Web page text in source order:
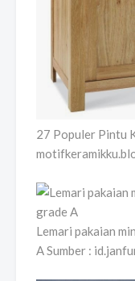
27 Populer Pintu
Lemari pakaian
A Sumber :